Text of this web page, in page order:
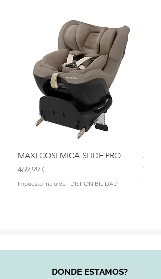
MAXI COSI MICA SLIDE PRO
Precio
469,99 €
Impuesto incluido | DISPONIBILIDAD
DONDE ESTAMOS?